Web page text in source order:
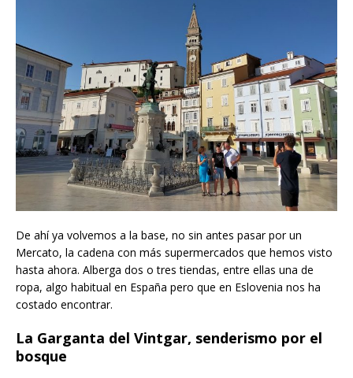
De ahí ya volvemos a la base, no sin antes pasar por un
Mercato, la cadena con más supermercados que hemos visto
hasta ahora. Alberga dos o tres tiendas, entre ellas una de
ropa, algo habitual en España pero que en Eslovenia nos ha
costado encontrar.
La Garganta del Vintgar, senderismo por el
bosque